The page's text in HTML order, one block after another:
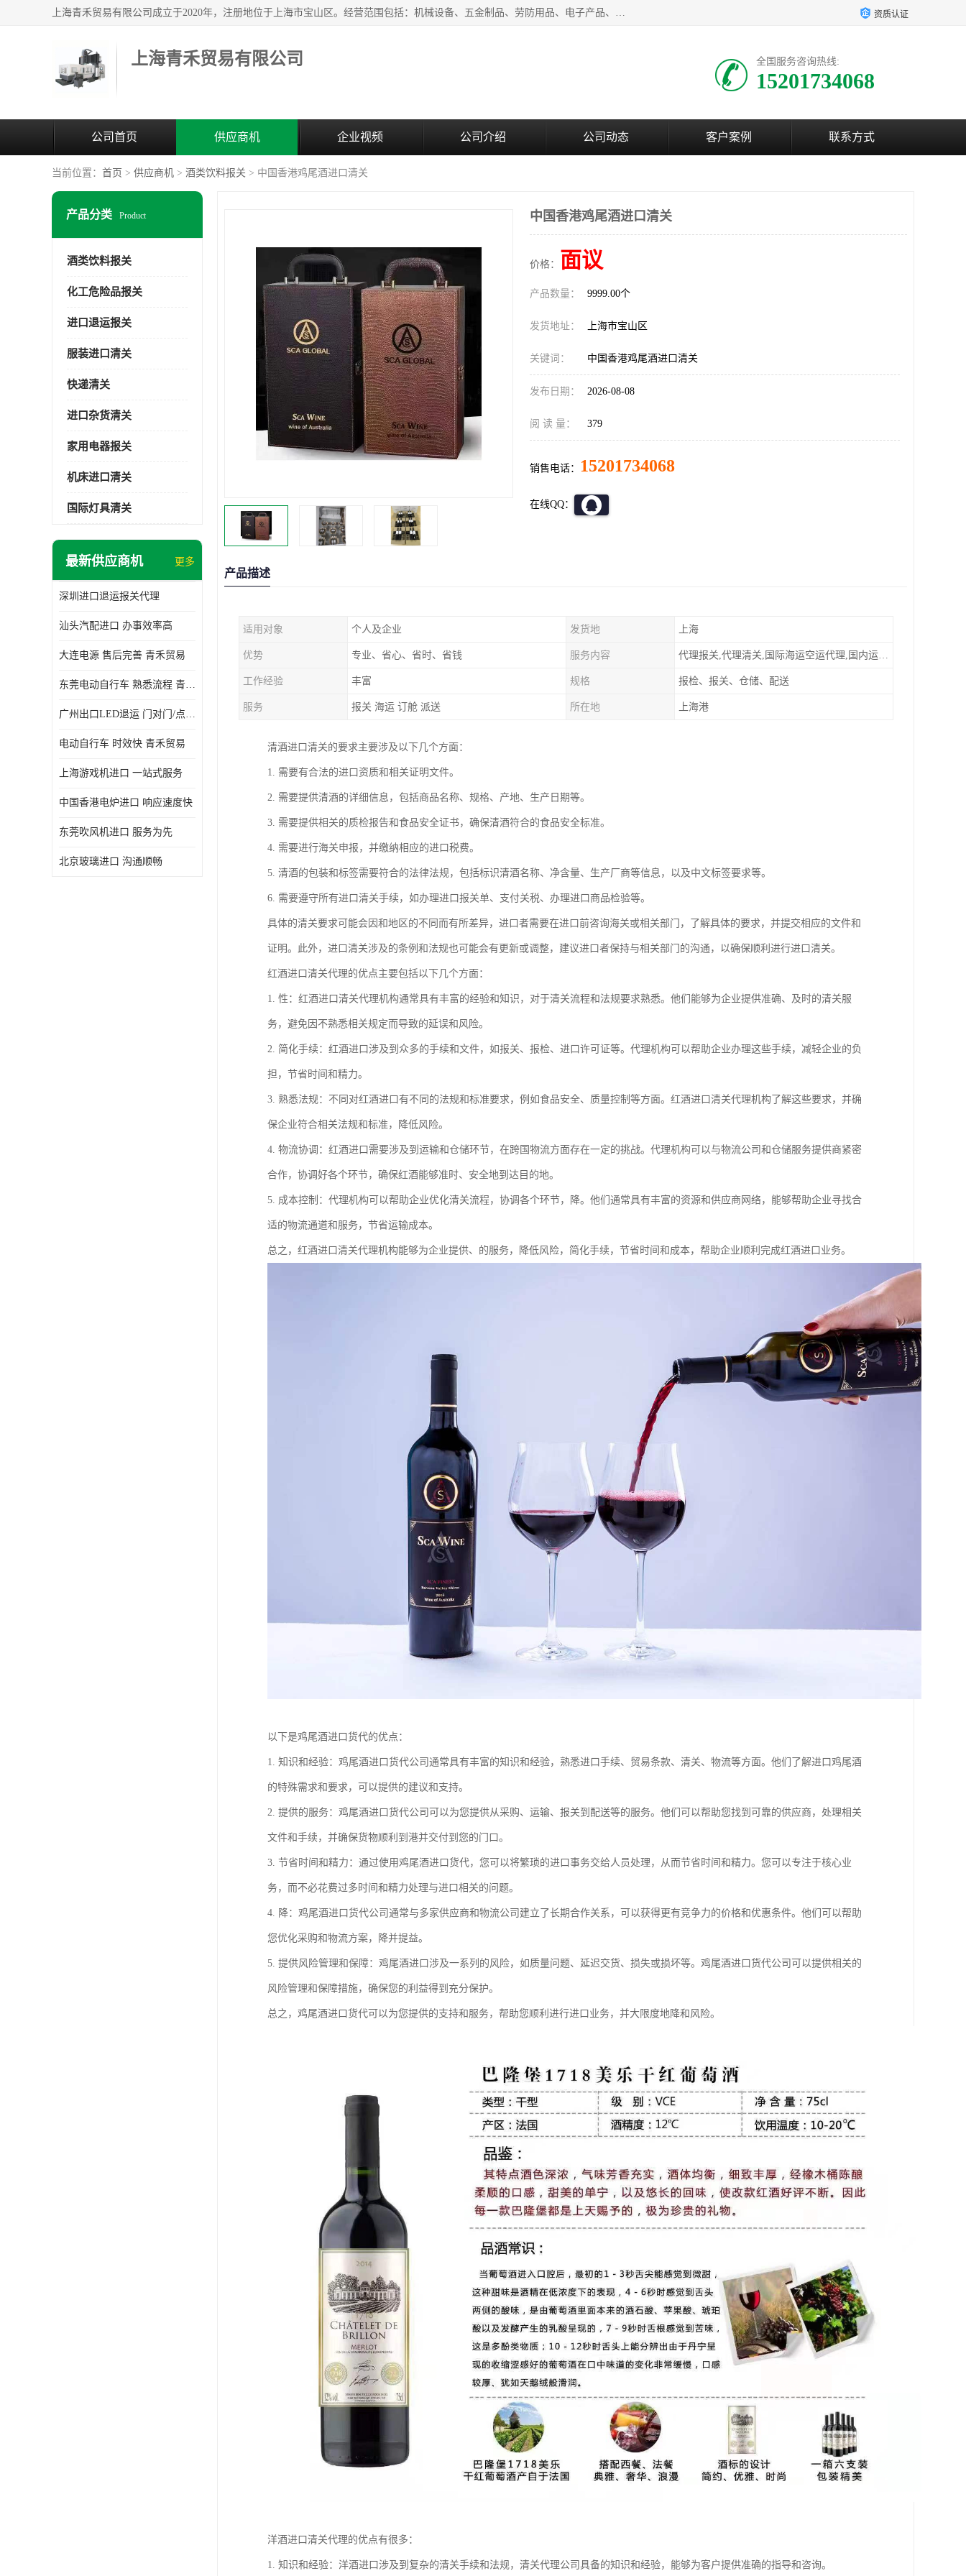
上海青禾贸易有限公司成立于2020年，注册地位于上海市宝山区。经营范围包括：机械设备、五金制品、劳防用品、电子产品、塑胶制品、家具、模具、纺织品、仪器仪表、建筑材料、装饰材料、化工产品、金属制品、机车配件等货物进出口报关、清关服务。 资质认证
上海青禾贸易有限公司 全国服务咨询热线:
15201734068
公司首页 供应商机 企业视频 公司介绍 公司动态 客户案例 联系方式
当前位置： 首页 > 供应商机 > 酒类饮料报关 > 中国香港鸡尾酒进口清关
产品分类 Product
酒类饮料报关
化工危险品报关
进口退运报关
服装进口清关
快递清关
进口杂货清关
家用电器报关
机床进口清关
国际灯具清关
最新供应商机 更多
深圳进口退运报关代理
汕头汽配进口 办事效率高
大连电源 售后完善 青禾贸易
东莞电动自行车 熟悉流程 青禾贸易
广州出口LED退运 门对门/点对点
电动自行车 时效快 青禾贸易
上海游戏机进口 一站式服务
中国香港电炉进口 响应速度快
东莞吹风机进口 服务为先
北京玻璃进口 沟通顺畅
中国香港鸡尾酒进口清关
价格： 面议
产品数量： 9999.00个
发货地址： 上海市宝山区
关键词： 中国香港鸡尾酒进口清关
发布日期： 2026-08-08
阅 读 量： 379
销售电话： 15201734068
在线QQ：
产品描述
适用对象 个人及企业 发货地 上海
优势 专业、省心、省时、省钱 服务内容 代理报关,代理清关,国际海运空运代理,国内运输派送
工作经验 丰富 规格 报检、报关、仓储、配送
服务 报关 海运 订舱 派送 所在地 上海港
清酒进口清关的要求主要涉及以下几个方面：
1. 需要有合法的进口资质和相关证明文件。
2. 需要提供清酒的详细信息，包括商品名称、规格、产地、生产日期等。
3. 需要提供相关的质检报告和食品安全证书，确保清酒符合的食品安全标准。
4. 需要进行海关申报，并缴纳相应的进口税费。
5. 清酒的包装和标签需要符合的法律法规，包括标识清酒名称、净含量、生产厂商等信息，以及中文标签要求等。
6. 需要遵守所有进口清关手续，如办理进口报关单、支付关税、办理进口商品检验等。
具体的清关要求可能会因和地区的不同而有所差异，进口者需要在进口前咨询海关或相关部门，了解具体的要求，并提交相应的文件和
证明。此外，进口清关涉及的条例和法规也可能会有更新或调整，建议进口者保持与相关部门的沟通，以确保顺利进行进口清关。
红酒进口清关代理的优点主要包括以下几个方面：
1. 性：红酒进口清关代理机构通常具有丰富的经验和知识，对于清关流程和法规要求熟悉。他们能够为企业提供准确、及时的清关服
务，避免因不熟悉相关规定而导致的延误和风险。
2. 简化手续：红酒进口涉及到众多的手续和文件，如报关、报检、进口许可证等。代理机构可以帮助企业办理这些手续，减轻企业的负
担，节省时间和精力。
3. 熟悉法规：不同对红酒进口有不同的法规和标准要求，例如食品安全、质量控制等方面。红酒进口清关代理机构了解这些要求，并确
保企业符合相关法规和标准，降低风险。
4. 物流协调：红酒进口需要涉及到运输和仓储环节，在跨国物流方面存在一定的挑战。代理机构可以与物流公司和仓储服务提供商紧密
合作，协调好各个环节，确保红酒能够准时、安全地到达目的地。
5. 成本控制：代理机构可以帮助企业优化清关流程，协调各个环节，降。他们通常具有丰富的资源和供应商网络，能够帮助企业寻找合
适的物流通道和服务，节省运输成本。
总之，红酒进口清关代理机构能够为企业提供、的服务，降低风险，简化手续，节省时间和成本，帮助企业顺利完成红酒进口业务。
以下是鸡尾酒进口货代的优点：
1. 知识和经验：鸡尾酒进口货代公司通常具有丰富的知识和经验，熟悉进口手续、贸易条款、清关、物流等方面。他们了解进口鸡尾酒
的特殊需求和要求，可以提供的建议和支持。
2. 提供的服务：鸡尾酒进口货代公司可以为您提供从采购、运输、报关到配送等的服务。他们可以帮助您找到可靠的供应商，处理相关
文件和手续，并确保货物顺利到港并交付到您的门口。
3. 节省时间和精力：通过使用鸡尾酒进口货代，您可以将繁琐的进口事务交给人员处理，从而节省时间和精力。您可以专注于核心业
务，而不必花费过多时间和精力处理与进口相关的问题。
4. 降：鸡尾酒进口货代公司通常与多家供应商和物流公司建立了长期合作关系，可以获得更有竞争力的价格和优惠条件。他们可以帮助
您优化采购和物流方案，降并提益。
5. 提供风险管理和保障：鸡尾酒进口涉及一系列的风险，如质量问题、延迟交货、损失或损坏等。鸡尾酒进口货代公司可以提供相关的
风险管理和保障措施，确保您的利益得到充分保护。
总之，鸡尾酒进口货代可以为您提供的支持和服务，帮助您顺利进行进口业务，并大限度地降和风险。
洋酒进口清关代理的优点有很多：
1. 知识和经验：洋酒进口涉及到复杂的清关手续和法规，清关代理公司具备的知识和经验，能够为客户提供准确的指导和咨询。